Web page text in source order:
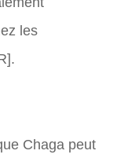
les
Chaga peut